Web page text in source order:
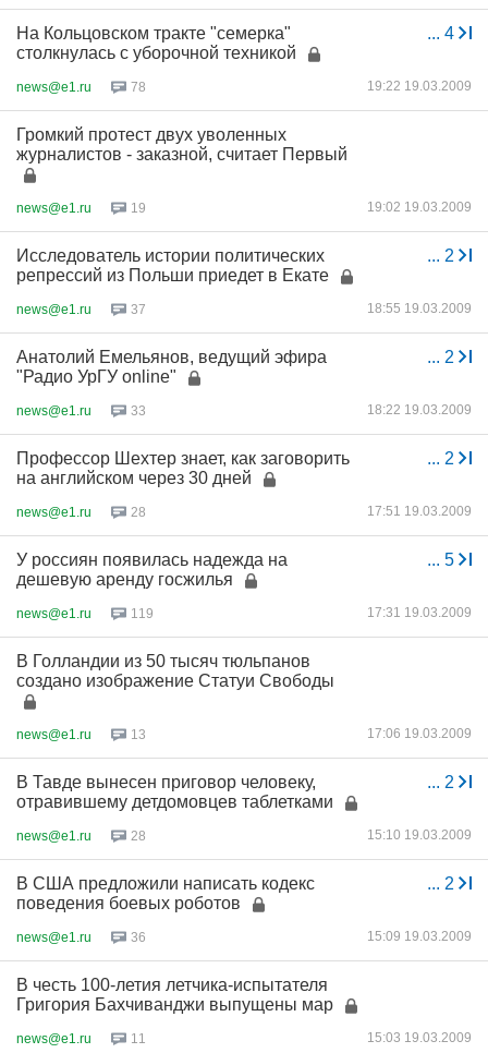
... 4
На Кольцовском тракте "семерка"
столкнулась с уборочной техникой
news@e1.ru 78 19:22 19.03.2009
Громкий протест двух уволенных
журналистов - заказной, считает Первый
news@e1.ru 19 19:02 19.03.2009
... 2
Исследователь истории политических
репрессий из Польши приедет в Екате
news@e1.ru 37 18:55 19.03.2009
... 2
Анатолий Емельянов, ведущий эфира
"Радио УрГУ online"
news@e1.ru 33 18:22 19.03.2009
... 2
Профессор Шехтер знает, как заговорить
на английском через 30 дней
news@e1.ru 28 17:51 19.03.2009
... 5
У россиян появилась надежда на
дешевую аренду госжилья
news@e1.ru 119 17:31 19.03.2009
В Голландии из 50 тысяч тюльпанов
создано изображение Статуи Свободы
news@e1.ru 13 17:06 19.03.2009
... 2
В Тавде вынесен приговор человеку,
отравившему детдомовцев таблетками
news@e1.ru 28 15:10 19.03.2009
... 2
В США предложили написать кодекс
поведения боевых роботов
news@e1.ru 36 15:09 19.03.2009
В честь 100-летия летчика-испытателя
Григория Бахчиванджи выпущены мар
news@e1.ru 11 15:03 19.03.2009